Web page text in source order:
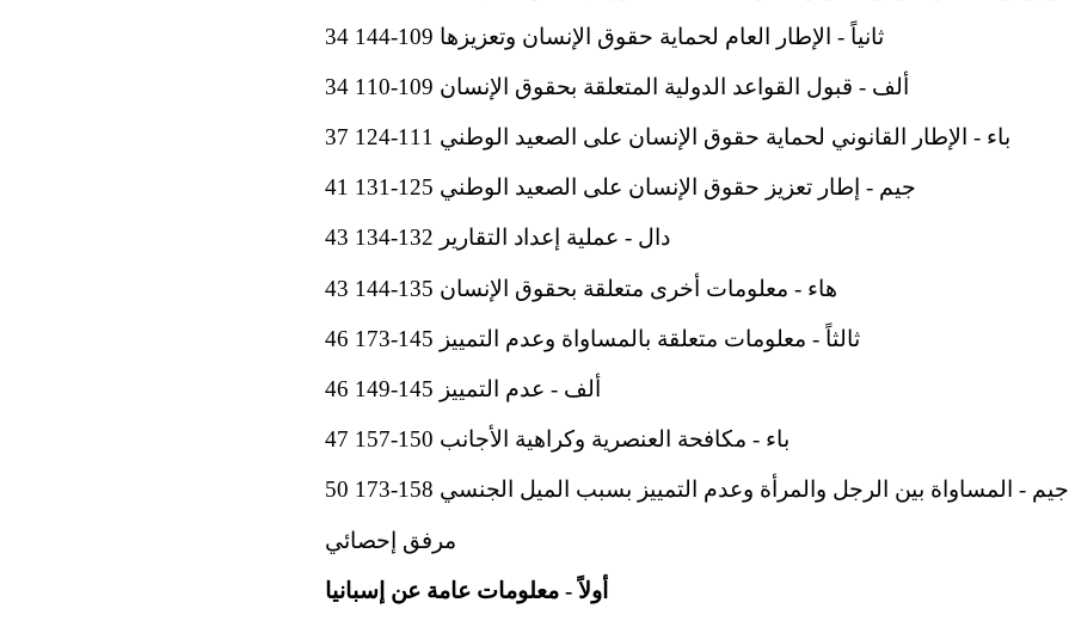
ثانياً - الإطار العام لحماية حقوق الإنسان وتعزيزها 109-144 34
ألف - قبول القواعد الدولية المتعلقة بحقوق الإنسان 109-110 34
باء - الإطار القانوني لحماية حقوق الإنسان على الصعيد الوطني 111-124 37
جيم - إطار تعزيز حقوق الإنسان على الصعيد الوطني 125-131 41
دال - عملية إعداد التقارير 132-134 43
هاء - معلومات أخرى متعلقة بحقوق الإنسان 135-144 43
ثالثاً - معلومات متعلقة بالمساواة وعدم التمييز 145-173 46
ألف - عدم التمييز 145-149 46
باء - مكافحة العنصرية وكراهية الأجانب 150-157 47
جيم - المساواة بين الرجل والمرأة وعدم التمييز بسبب الميل الجنسي 158-173 50
مرفق إحصائي
أولاً - معلومات عامة عن إسبانيا